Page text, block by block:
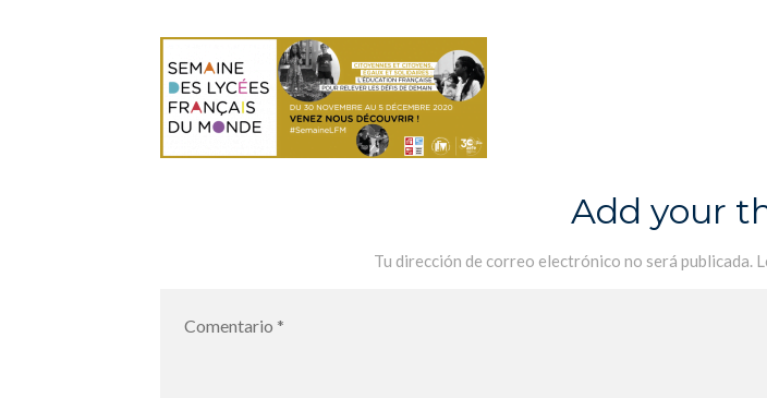
Add your
Tu dirección de correo electrónico no será publicada.